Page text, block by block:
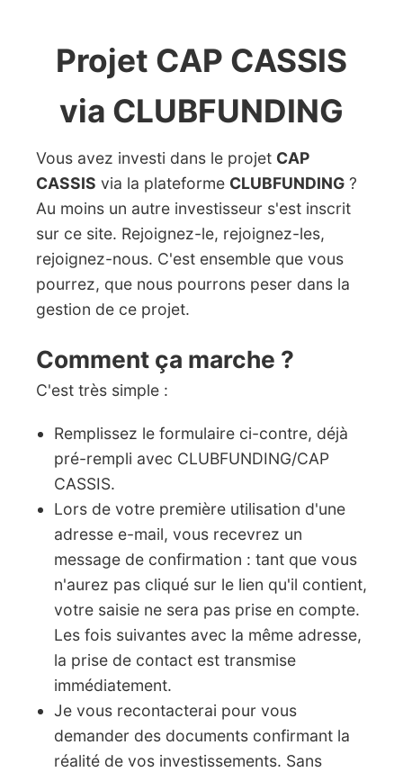
Projet CAP CASSIS
via CLUBFUNDING
Vous avez investi dans le projet CAP
CASSIS via la plateforme CLUBFUNDING ?
Au moins un autre investisseur s'est inscrit
sur ce site. Rejoignez-le, rejoignez-les,
rejoignez-nous. C'est ensemble que vous
pourrez, que nous pourrons peser dans la
gestion de ce projet.
Comment ça marche ?
C'est très simple :
Remplissez le formulaire ci-contre, déjà
pré-rempli avec CLUBFUNDING/CAP
CASSIS.
Lors de votre première utilisation d'une
adresse e-mail, vous recevrez un
message de confirmation : tant que vous
n'aurez pas cliqué sur le lien qu'il contient,
votre saisie ne sera pas prise en compte.
Les fois suivantes avec la même adresse,
la prise de contact est transmise
immédiatement.
Je vous recontacterai pour vous
demander des documents confirmant la
réalité de vos investissements. Sans